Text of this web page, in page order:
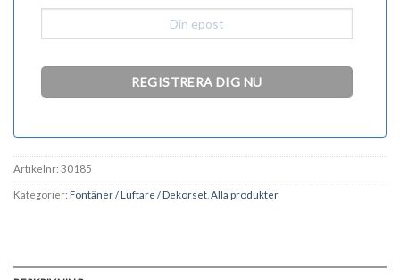
Artikelnr: 30185
Kategorier: Fontäner / Luftare / Dekorset Alla produkter